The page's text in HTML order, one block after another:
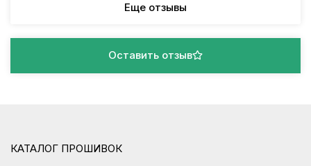
Еще отзывы
Оставить отзыв
КАТАЛОГ ПРОШИВОК